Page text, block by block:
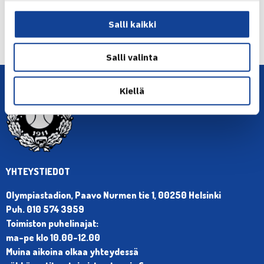
Salli kaikki
Salli valinta
Kiellä
← Edellinen
Seuraava uutinen: Heliövaara/Peers jatkoon
Australiassa… →
YHTEYSTIEDOT
Olympiastadion, Paavo Nurmen tie 1, 00250 Helsinki
Puh. 010 574 3959
Toimiston puhelinajat:
ma-pe klo 10.00-12.00
Muina aikoina olkaa yhteydessä